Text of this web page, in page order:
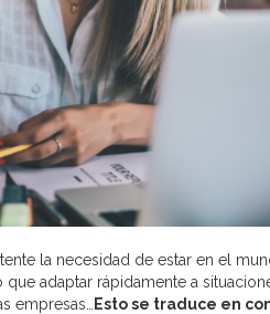
la necesidad de estar en el
adaptar rápidamente a
empresas…
Esto se traduce en